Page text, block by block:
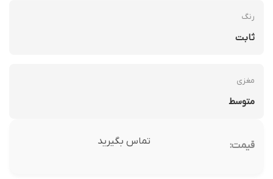
رنگ
ثابت
مغزی
متوسط
قیمت: تماس بگیرید